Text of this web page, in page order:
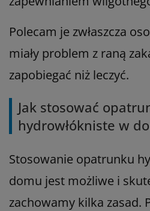
Polecam je zwłaszcza
miały problem z raną
zapobiegać niż leczyć.
Jak stosować
hydrowłókniste w
Stosowanie opatrunku
domu jest możliwe i
zachowamy kilka zasad.